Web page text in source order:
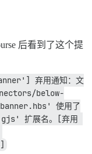
后看到了这个提
弃用通知：文
below-
使用了
扩展名。[弃用